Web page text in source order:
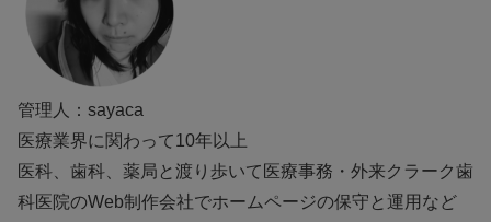
管理人：sayaca
医療業界に関わって10年以上
医科、歯科、薬局と渡り歩いて医療事務・外来クラーク歯
科医院のWeb制作会社でホームページの保守と運用など